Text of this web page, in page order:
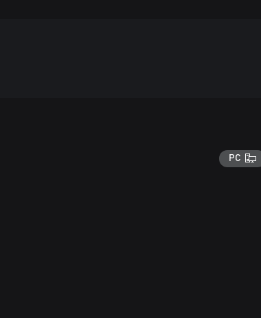
PC